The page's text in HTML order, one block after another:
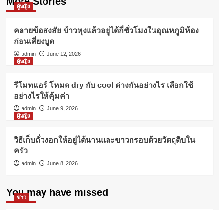
ผู้หญิง
คลายข้อสงสัย ข้าวหุงแล้วอยู่ได้กี่ชั่วโมงในอุณหภูมิห้อง
ก่อนเสี่ยงบูด
admin
June 12, 2026
ผู้หญิง
รีโมทแอร์ โหมด dry กับ cool ต่างกันอย่างไร เลือกใช้
อย่างไรให้คุ้มค่า
admin
June 9, 2026
ผู้หญิง
วิธีเก็บถั่วงอกให้อยู่ได้นานและขาวกรอบด้วยวัตถุดิบใน
ครัว
admin June 8, 2026
You may have missed
ข่าว